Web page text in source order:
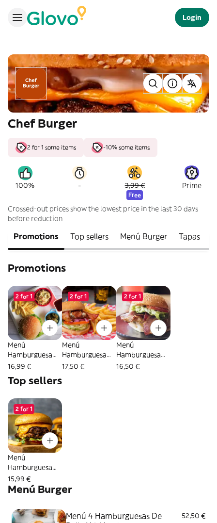
Login
Chef Burger
2 for 1 some items -10% some items
100% - 3,99 €
Free
Prime
Crossed-out prices show the lowest price in the last 30 days
before reduction
Promotions Top sellers Menú Burger Tapas
Promotions
2 for 1
Menú
Hamburguesa
Mixta De Pollo Y
16,99 €
2 for 1
Menú
Hamburguesa
De Pollo Con
17,50 €
2 for 1
Menú
Hamburguesa
De Ternera Con
16,50 €
Top sellers
2 for 1
Menú
Hamburguesa
Doble De
Ternera
15,99 €
Menú Burger
Menú 4 Hamburguesas De
52,50 €